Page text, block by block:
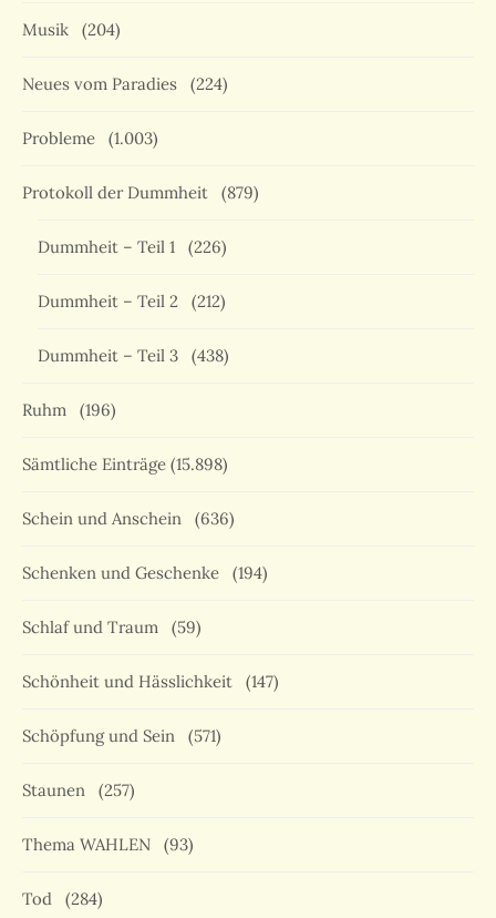
Musik (204)
Neues vom Paradies (224)
Probleme (1.003)
Protokoll der Dummheit (879)
Dummheit – Teil 1 (226)
Dummheit – Teil 2 (212)
Dummheit – Teil 3 (438)
Ruhm (196)
Sämtliche Einträge (15.898)
Schein und Anschein (636)
Schenken und Geschenke (194)
Schlaf und Traum (59)
Schönheit und Hässlichkeit (147)
Schöpfung und Sein (571)
Staunen (257)
Thema WAHLEN (93)
Tod (284)